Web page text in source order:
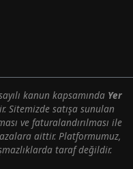
kanun kapsamında Yer
Sitemizde satışa sunulan
ve faturalandırılması ile
aittir. Platformumuz,
taraf değildir.